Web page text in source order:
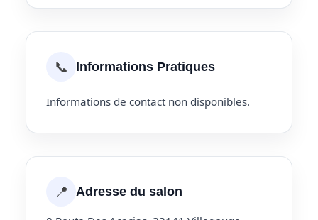
📞 Informations Pratiques
Informations de contact non disponibles.
📍 Adresse du salon